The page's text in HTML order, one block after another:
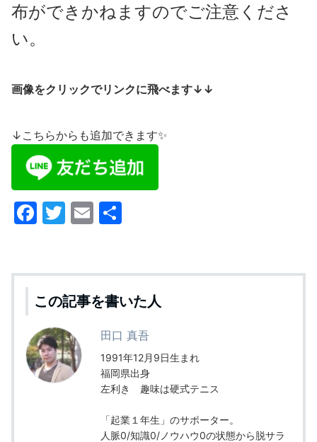
布ができかねますのでご注意くださ
い。
画像をクリックでリンクに飛べます↓↓
↓こちらからも追加できます✨
F
e
b
o
o
k
T
er
E
l
この記事を書いた人
田口 真吾
1991年12月9日生まれ
福岡県出身
左利き 趣味は硬式テニス
「起業１年生」のサポーター。
人脈0/知識0/ノウハウ0の状態から脱サラ